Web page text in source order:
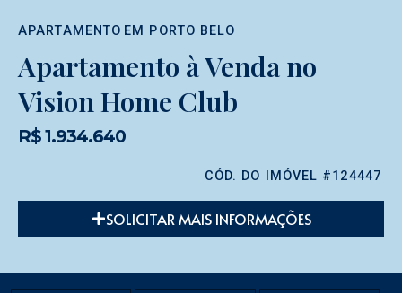
APARTAMENTO EM PORTO BELO
Apartamento à Venda no
Vision Home Club
R$ 1.934.640
CÓD. DO IMÓVEL #124447
SOLICITAR MAIS INFORMAÇÕES